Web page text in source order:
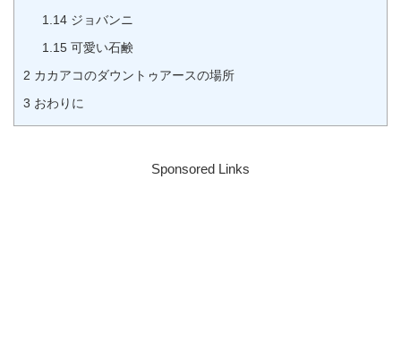
1.14 ジョバンニ
1.15 可愛い石鹸
2 カカアコのダウントゥアースの場所
3 おわりに
Sponsored Links